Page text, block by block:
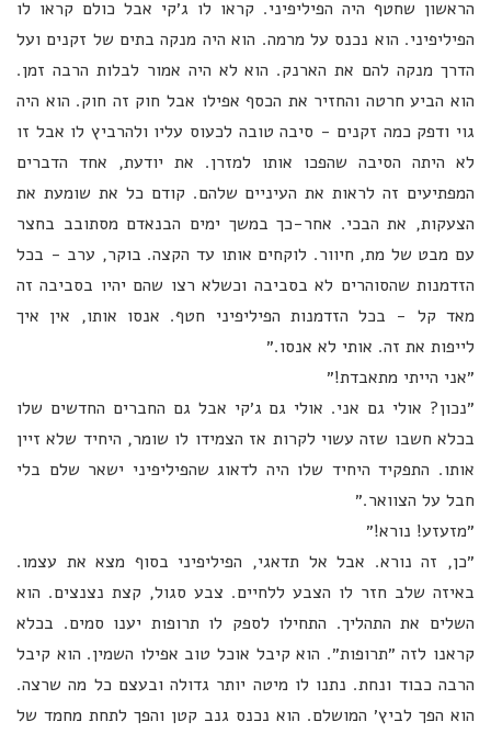
הראשון שחטף היה הפיליפיני. קראו לו ג׳קי אבל כולם קראו לו
הפיליפיני. הוא נכנס על מרמה. הוא היה מנקה בתים של זקנים ועל
הדרך מנקה להם את הארנק. הוא לא היה אמור לבלות הרבה זמן.
הוא הביע חרטה והחזיר את הכסף אפילו אבל חוק זה חוק. הוא היה
גוי ודפק כמה זקנים - סיבה טובה לכעוס עליו ולהרביץ לו אבל זו
לא היתה הסיבה שהפכו אותו למזרן. את יודעת, אחד הדברים
המפתיעים זה לראות את העיניים שלהם. קודם כל את שומעת את
הצעקות, את הבכי. אחר-כך במשך ימים הבנאדם מסתובב בחצר
עם מבט של מת, חיוור. לוקחים אותו עד הקצה. בוקר, ערב - בכל
הזדמנות שהסוהרים לא בסביבה וכשלא רצו שהם יהיו בסביבה זה
מאד קל - בכל הזדמנות הפיליפיני חטף. אנסו אותו, אין איך
לייפות את זה. אותי לא אנסו.״
״אני הייתי מתאבדת!״
״נכון? אולי גם אני. אולי גם ג׳קי אבל גם החברים החדשים שלו
בכלא חשבו שזה עשוי לקרות אז הצמידו לו שומר, היחיד שלא זיין
אותו. התפקיד היחיד שלו היה לדאוג שהפיליפיני ישאר שלם בלי
חבל על הצוואר.״
״מזעזע! נורא!״
״כן, זה נורא. אבל אל תדאגי, הפיליפיני בסוף מצא את עצמו.
באיזה שלב חזר לו הצבע ללחיים. צבע סגול, קצת נצנצים. הוא
השלים את התהליך. התחילו לספק לו תרופות יענו סמים. בכלא
קראנו לזה ״תרופות״. הוא קיבל אוכל טוב אפילו השמין. הוא קיבל
הרבה כבוד ונחת. נתנו לו מיטה יותר גדולה ובעצם כל מה שרצה.
הוא הפך לביץ׳ המושלם. הוא נכנס גנב קטן והפך לתחת מחמד של